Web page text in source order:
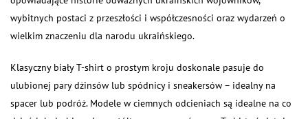
wybitnych postaci z przeszłości i współczesności oraz wydarzeń o
wielkim znaczeniu dla narodu ukraińskiego.
Klasyczny biały T-shirt o prostym kroju doskonale pasuje do
ulubionej pary dżinsów lub spódnicy i sneakersów – idealny na
spacer lub podróż. Modele w ciemnych odcieniach są idealne na co